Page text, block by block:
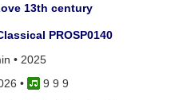
13th century
PROSP0140
• 2025
•
9 9 9